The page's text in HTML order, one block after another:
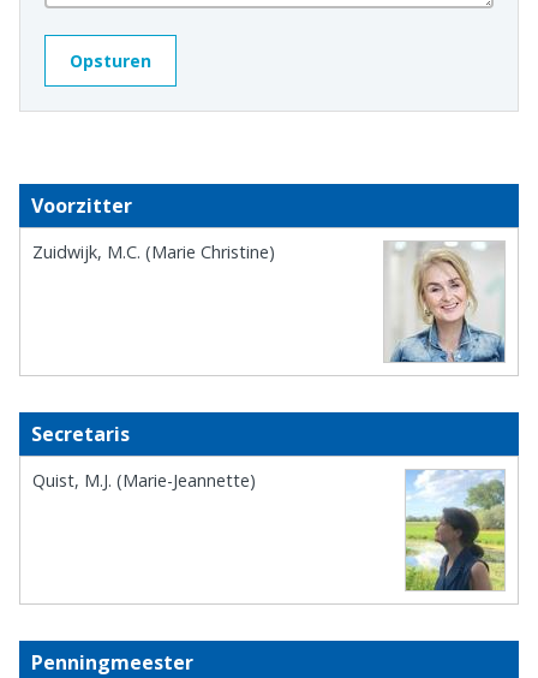
Voorzitter
Zuidwijk, M.C. (Marie Christine)
Secretaris
Quist, M.J. (Marie-Jeannette)
Penningmeester